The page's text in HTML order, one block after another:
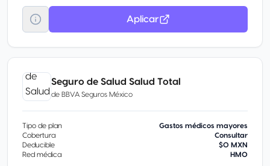
Aplicar
Seguro de Salud Salud Total
de BBVA Seguros México
Tipo de plan
Gastos médicos mayores
Cobertura
Consultar
Deducible
$0 MXN
Red médica
HMO